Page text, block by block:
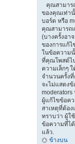
คุณสามาร
ของคุณเท่านั้
บอร์ด หรือ
คุณสามารถ
(บางครั้งอา
ของการแก้
ในข้อความ
ที่คุณโพสต์ไ
ความเล็กๆ
จำนวนครั้ง
จะไม่แสดงข้
moderators
ผู้แก้ไขข้อค
สาเหตุที่ต้อ
ทราบว่า ผู้ใ
ข้อความที่ไ
แล้ว.
ข้างบน